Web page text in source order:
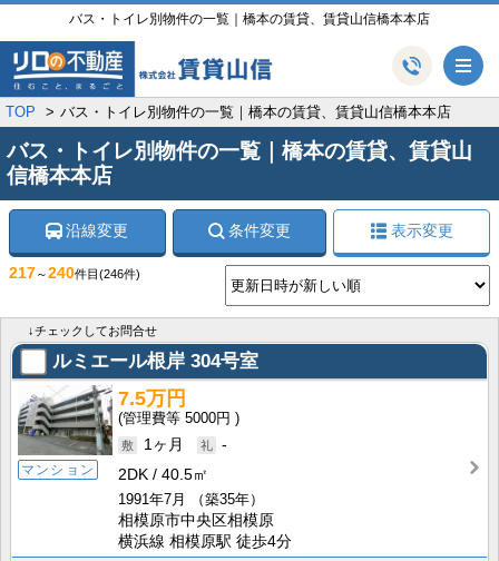
バス・トイレ別物件の一覧｜橋本の賃貸、賃貸山信橋本本店
TOP バス・トイレ別物件の一覧｜橋本の賃貸、賃貸山信橋本本店
バス・トイレ別物件の一覧｜橋本の賃貸、賃貸山
信橋本本店
沿線変更 条件変更 表示変更
217～240件目 (246件)
↓チェックしてお問合せ
ルミエール根岸 304号室
マンション
7.5万円
5000円
1ヶ月
-
2DK
40.5㎡
1991年7月
（築35年）
相模原市中央区相模原
横浜線 相模原駅 徒歩4分